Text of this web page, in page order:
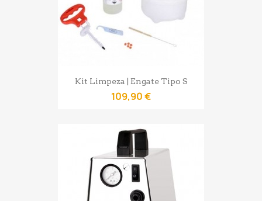
Kit Limpeza | Engate Tipo S
109,90 €